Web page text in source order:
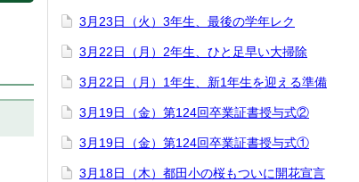
3月23日（火）3年生、最後の学年レク
3月22日（月）2年生、ひと足早い大掃除
3月22日（月）1年生、新1年生を迎える準備
3月19日（金）第124回卒業証書授与式②
3月19日（金）第124回卒業証書授与式①
3月18日（木）都田小の桜もついに開花宣言